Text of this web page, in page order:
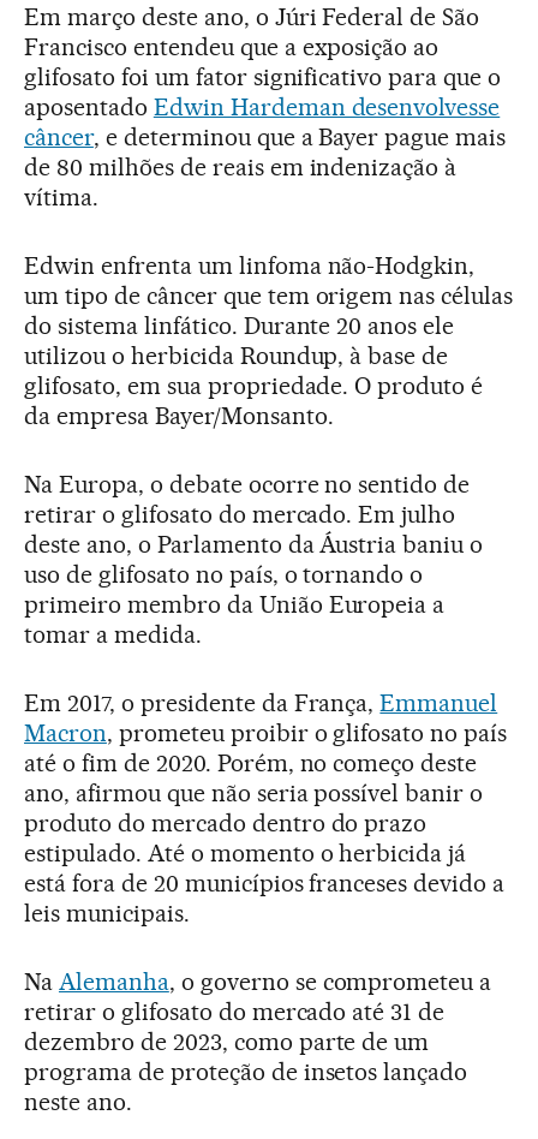
Em março deste ano, o Júri Federal de São
Francisco entendeu que a exposição ao
glifosato foi um fator significativo para que o
aposentado Edwin Hardeman desenvolvesse
câncer, e determinou que a Bayer pague mais
de 80 milhões de reais em indenização à
vítima.
Edwin enfrenta um linfoma não-Hodgkin,
um tipo de câncer que tem origem nas células
do sistema linfático. Durante 20 anos ele
utilizou o herbicida Roundup, à base de
glifosato, em sua propriedade. O produto é
da empresa Bayer/Monsanto.
Na Europa, o debate ocorre no sentido de
retirar o glifosato do mercado. Em julho
deste ano, o Parlamento da Áustria baniu o
uso de glifosato no país, o tornando o
primeiro membro da União Europeia a
tomar a medida.
Em 2017, o presidente da França,Emmanuel
Macron, prometeu proibir o glifosato no país
até o fim de 2020. Porém, no começo deste
ano, afirmou que não seria possível banir o
produto do mercado dentro do prazo
estipulado. Até o momento o herbicida já
está fora de 20 municípios franceses devido a
leis municipais.
Na Alemanha, o governo se comprometeu a
retirar o glifosato do mercado até 31 de
dezembro de 2023, como parte de um
programa de proteção de insetos lançado
neste ano.